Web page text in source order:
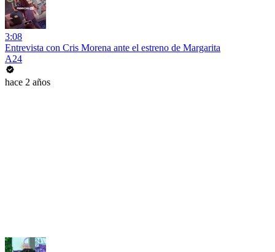
3:08
Entrevista con Cris Morena ante el estreno de Margarita
A24
hace 2 años